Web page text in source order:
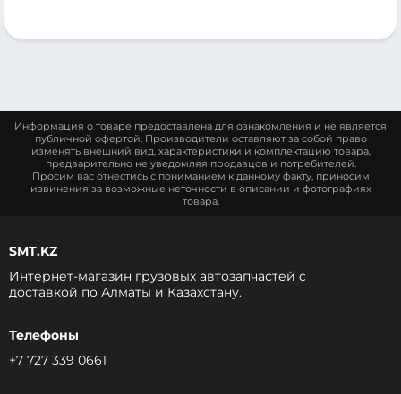
Информация о товаре предоставлена для ознакомления и не является
публичной офертой. Производители оставляют за собой право
изменять внешний вид, характеристики и комплектацию товара,
предварительно не уведомляя продавцов и потребителей.
Просим вас отнестись с пониманием к данному факту, приносим
извинения за возможные неточности в описании и фотографиях
товара.
SMT.KZ
Интернет-магазин грузовых автозапчастей c
доставкой по Алматы и Казахстану.
Телефоны
+7 727 339 0661